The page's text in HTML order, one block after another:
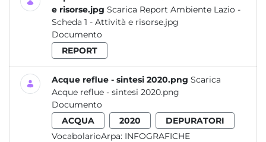
e risorse.jpg Scarica Report Ambiente Lazio -
Scheda 1 - Attività e risorse.jpg
Documento
REPORT
Acque reflue - sintesi 2020.png Scarica
Acque reflue - sintesi 2020.png
Documento
ACQUA
2020
DEPURATORI
VocabolarioArpa: INFOGRAFICHE